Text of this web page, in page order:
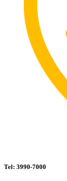
Tel: 3990-7000